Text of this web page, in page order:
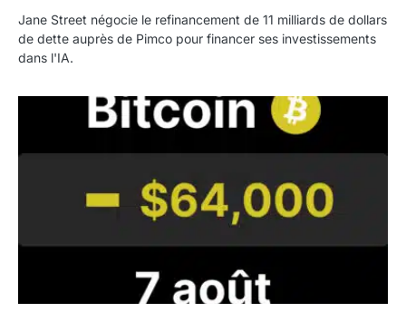
Jane Street négocie le refinancement de 11 milliards de dollars
de dette auprès de Pimco pour financer ses investissements
dans l'IA.
Bitcoin stagne à 64 000 dollars pendant que les